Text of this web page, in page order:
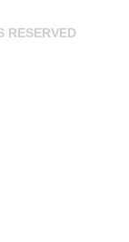
RESERVED